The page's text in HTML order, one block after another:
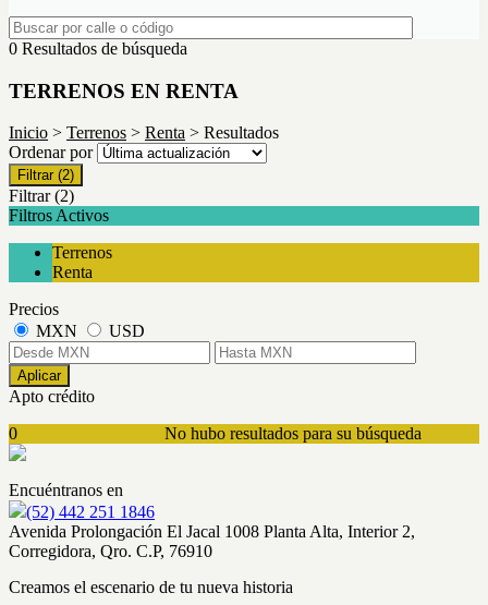
0 Resultados de búsqueda
TERRENOS EN RENTA
Inicio > Terrenos > Renta > Resultados
Ordenar por
Filtrar (2)
Filtrar (2)
Filtros Activos
Terrenos
Renta
Precios
MXN
USD
Aplicar
Apto crédito
No hubo resultados para su búsqueda
0
Encuéntranos en
(52) 442 251 1846
Avenida Prolongación El Jacal 1008 Planta Alta, Interior 2,
Corregidora, Qro. C.P, 76910
Creamos el escenario de tu nueva historia